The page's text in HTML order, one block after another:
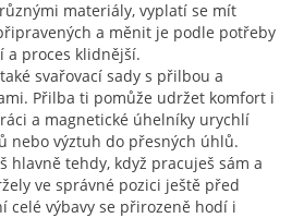
materiály, vyplatí se mít
a měnit je podle potřeby
a proces klidnější.
svařovací sady s přilbou a
Přilba ti pomůže udržet komfort i
a magnetické úhelníky urychlí
nebo výztuh do přesných úhlů.
hlavně tehdy, když pracuješ sám a
ve správné pozici ještě před
celé výbavy se přirozeně hodí i